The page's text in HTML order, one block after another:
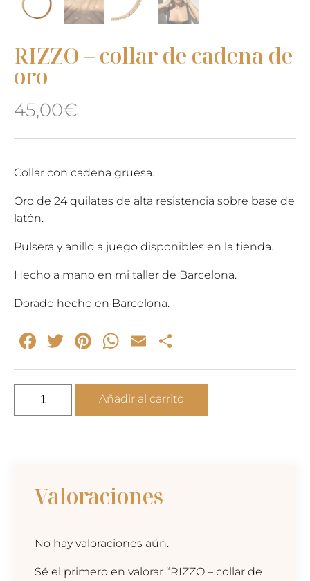
RIZZO – collar de cadena de
oro
45,00€
Collar con cadena gruesa.
Oro de 24 quilates de alta resistencia sobre base de
latón.
Pulsera y anillo a juego disponibles en la tienda.
Hecho a mano en mi taller de Barcelona.
Dorado hecho en Barcelona.
Facebook
Twitter
Pinterest
WhatsApp
Email
Añadir al carrito
Valoraciones
No hay valoraciones aún.
Sé el primero en valorar “RIZZO – collar de